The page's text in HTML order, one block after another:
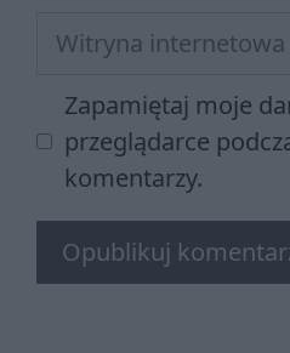
Witryna
internetowa
Zapamiętaj moje
przeglądarce
komentarzy.